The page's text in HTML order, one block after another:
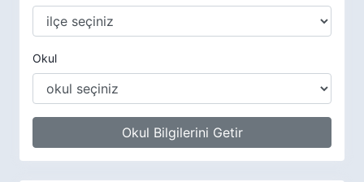
Okul
Okul Bilgilerini Getir